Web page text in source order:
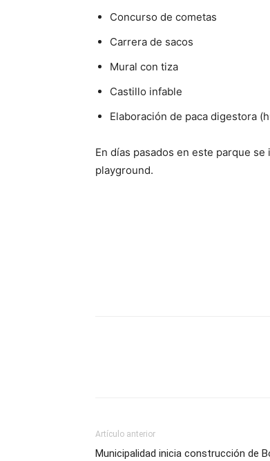
Concurso de cometas
Carrera de sacos
Mural con tiza
Castillo infable
Elaboración de paca digestora
En días pasados en este parque
playground.
Artículo anterior
Municipalidad inicia construcción de